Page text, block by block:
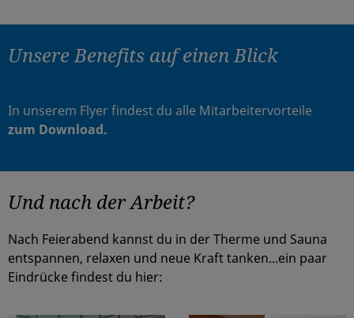
Unsere Benefits auf einen Blick
In unserem Flyer findest du alle Mitarbeitervorteile
zum Download.
Und nach der Arbeit?
Nach Feierabend kannst du in der Therme und Sauna
entspannen, relaxen und neue Kraft tanken...ein paar
Eindrücke findest du hier: